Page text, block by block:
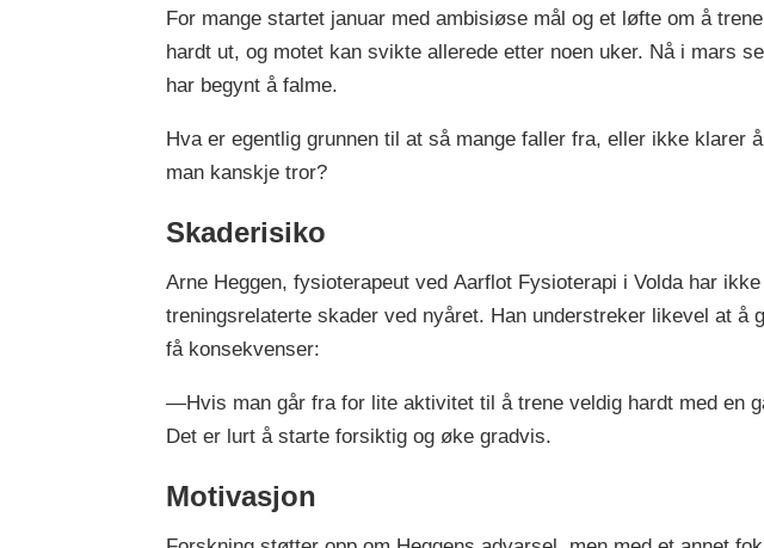
For mange startet januar med ambisiøse mål og et løfte om å
hardt ut, og motet kan svikte allerede etter noen uker. Nå i mars
har begynt å falme.
Hva er egentlig grunnen til at så mange faller fra, eller ikke klarer
man kanskje tror?
Skaderisiko
Arne Heggen, fysioterapeut ved Aarflot Fysioterapi i Volda har
treningsrelaterte skader ved nyåret. Han understreker likevel at å
få konsekvenser:
—Hvis man går fra for lite aktivitet til å trene veldig hardt med en
Det er lurt å starte forsiktig og øke gradvis.
Motivasjon